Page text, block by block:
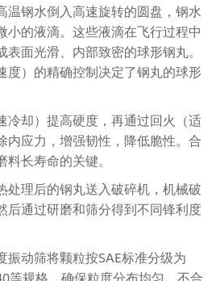
温钢水倒入高速旋转的圆盘，钢水
小的液滴。这些液滴在飞行过程中
面光滑、内部致密的球形钢丸。
度）的精确控制决定了钢丸的球形
冷却）提高硬度，再通过回火（适
内应力，增强韧性，降低脆性。合
长寿命的关键。
处理后的钢丸送入破碎机，机械破
后通过研磨和筛分得到不同锋利度
动筛将颗粒按SAE标准分级为